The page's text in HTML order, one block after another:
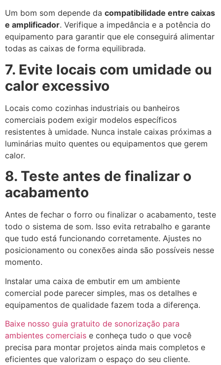
Um bom som depende da compatibilidade entre caixas
e amplificador. Verifique a impedância e a potência do
equipamento para garantir que ele conseguirá alimentar
todas as caixas de forma equilibrada.
7. Evite locais com umidade ou
calor excessivo
Locais como cozinhas industriais ou banheiros
comerciais podem exigir modelos específicos
resistentes à umidade. Nunca instale caixas próximas a
luminárias muito quentes ou equipamentos que gerem
calor.
8. Teste antes de finalizar o
acabamento
Antes de fechar o forro ou finalizar o acabamento, teste
todo o sistema de som. Isso evita retrabalho e garante
que tudo está funcionando corretamente. Ajustes no
posicionamento ou conexões ainda são possíveis nesse
momento.
Instalar uma caixa de embutir em um ambiente
comercial pode parecer simples, mas os detalhes e
equipamentos de qualidade fazem toda a diferença.
Baixe nosso guia gratuito de sonorização para
ambientes comerciais e conheça tudo o que você
precisa para montar projetos ainda mais completos e
eficientes que valorizam o espaço do seu cliente.